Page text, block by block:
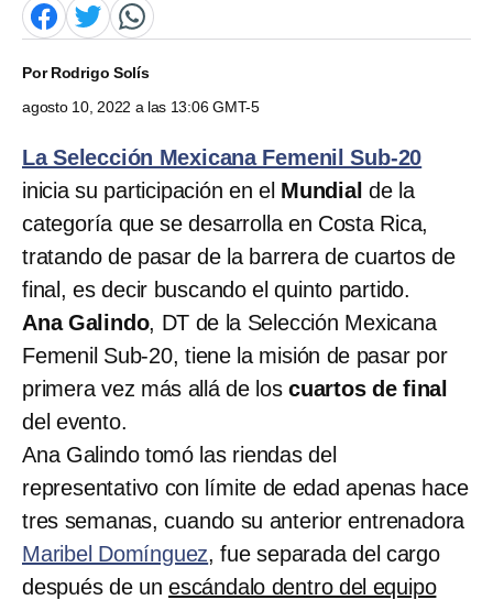
PorRodrigo Solís
agosto 10, 2022 a las 13:06 GMT-5
La Selección Mexicana Femenil Sub-20
inicia su participación en el Mundial de la
categoría que se desarrolla en Costa Rica,
tratando de pasar de la barrera de cuartos de
final, es decir buscando el quinto partido.
Ana Galindo, DT de la Selección Mexicana
Femenil Sub-20, tiene la misión de pasar por
primera vez más allá de loscuartos de final
del evento.
Ana Galindo tomó las riendas del
representativo con límite de edad apenas hace
tres semanas, cuando su anterior entrenadora
Maribel Domínguez, fue separada del cargo
después de unescándalo dentro del equipo